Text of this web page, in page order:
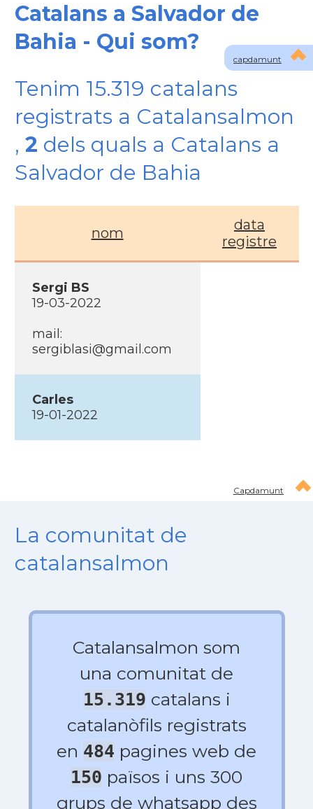
capdamunt
Catalans a Salvador de
Bahia - Qui som?
Tenim 15.319 catalans
registrats a Catalansalmon
, 2 dels quals a Catalans a
Salvador de Bahia
nom
data
registre
Sergi BS
19-03-2022
mail:
sergiblasi@gmail.com
Carles
19-01-2022
Capdamunt
La comunitat de
catalansalmon
Catalansalmon som
una comunitat de
15.319 catalans i
catalanòfils registrats
en 484 pagines web de
150 països i uns 300
grups de whatsapp des